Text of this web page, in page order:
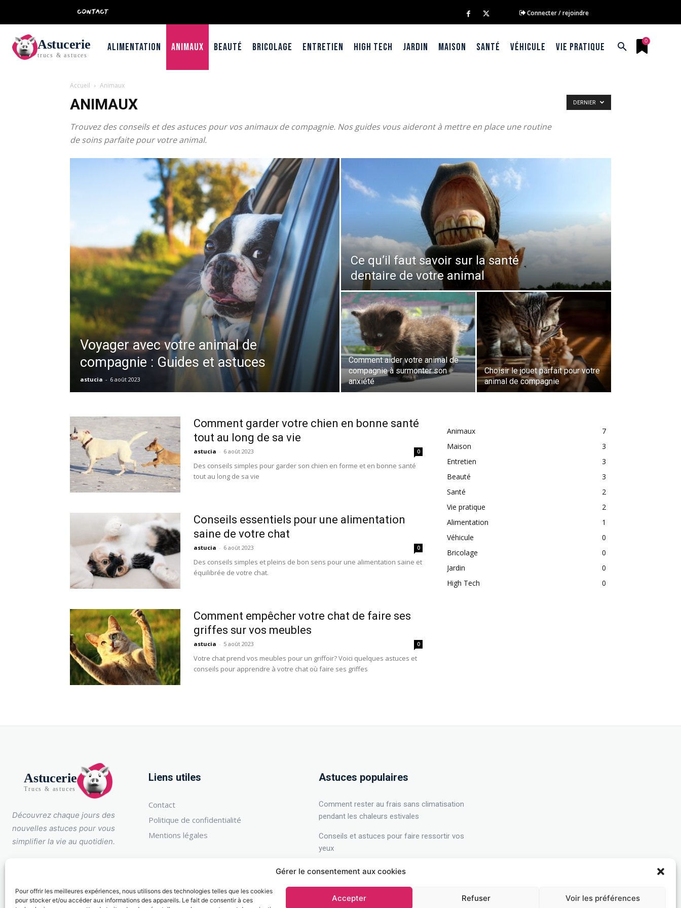
Gérer le consentement aux cookies
Pour offrir les meilleures expériences, nous utilisons des technologies telles que les cookies
pour stocker et/ou accéder aux informations des appareils. Le fait de consentir à ces
Accepter Refuser Voir les préférences
CONTACT Connecter / rejoindre
Astucerie
trucs & astuces
Alimentation Animaux Beauté Bricolage Entretien High Tech Jardin Maison Santé Véhicule Vie pratique
0
Accueil Animaux
ANIMAUX
Trouvez des conseils et des astuces pour vos animaux de compagnie. Nos guides vous aideront à mettre en place une routine
de soins parfaite pour votre animal.
DERNIER
Voyager avec votre animal de
compagnie : Guides et astuces
astucia - 6 août 2023
Ce qu’il faut savoir sur la santé
dentaire de votre animal
Comment aider votre animal de
compagnie à surmonter son
anxiété
Choisir le jouet parfait pour votre
animal de compagnie
Comment garder votre chien en bonne santé
tout au long de sa vie
astucia - 6 août 2023 0
Des conseils simples pour garder son chien en forme et en bonne santé
tout au long de sa vie
Conseils essentiels pour une alimentation
saine de votre chat
astucia - 6 août 2023 0
Des conseils simples et pleins de bon sens pour une alimentation saine et
équilibrée de votre chat.
Comment empêcher votre chat de faire ses
griffes sur vos meubles
astucia - 5 août 2023 0
Votre chat prend vos meubles pour un griffoir? Voici quelques astuces et
conseils pour apprendre à votre chat où faire ses griffes
Animaux
7
Maison
3
Entretien
3
Beauté
3
Santé
2
Vie pratique
2
Alimentation
1
Véhicule
0
Bricolage
0
Jardin
0
High Tech
0
Astucerie
Trucs & astuces
Découvrez chaque jours des
nouvelles astuces pour vous
simplifier la vie au quotidien.
Liens utiles
Contact
Politique de confidentialité
Mentions légales
Astuces populaires
Comment rester au frais sans climatisation
pendant les chaleurs estivales
Conseils et astuces pour faire ressortir vos
yeux
Comment garder votre maison propre et